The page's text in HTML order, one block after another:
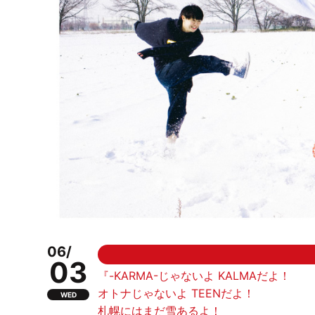
06/
03
WED
『-KARMA-じゃないよ KALMAだよ！
オトナじゃないよ TEENだよ！
札幌にはまだ雪あるよ！